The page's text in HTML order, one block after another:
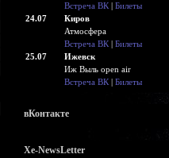
Встреча ВК | Билеты
24.07
Киров
Атмосфера
Встреча ВК | Билеты
25.07
Ижевск
Иж Выль open air
Встреча ВК | Билеты
вКонтакте
Xe-NewsLetter